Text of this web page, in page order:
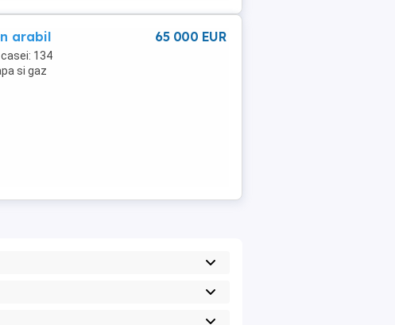
arabil
134
si gaz
65 000 EUR